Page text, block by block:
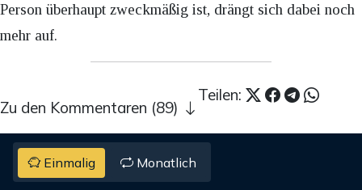
Person überhaupt zweckmäßig ist, drängt sich dabei noch
mehr auf.
Teilen:
Zu den Kommentaren (89)
Einmalig Monatlich